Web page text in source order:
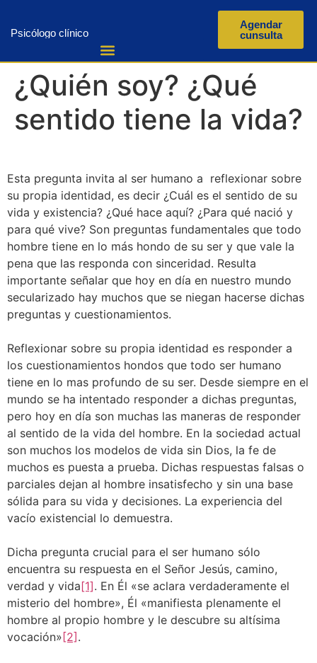
Psicólogo clínico
Agendar
cunsulta
¿Quién soy? ¿Qué
sentido tiene la vida?
Esta pregunta invita al ser humano a reflexionar sobre
su propia identidad, es decir ¿Cuál es el sentido de su
vida y existencia? ¿Qué hace aquí? ¿Para qué nació y
para qué vive? Son preguntas fundamentales que todo
hombre tiene en lo más hondo de su ser y que vale la
pena que las responda con sinceridad. Resulta
importante señalar que hoy en día en nuestro mundo
secularizado hay muchos que se niegan hacerse dichas
preguntas y cuestionamientos.
Reflexionar sobre su propia identidad es responder a
los cuestionamientos hondos que todo ser humano
tiene en lo mas profundo de su ser. Desde siempre en el
mundo se ha intentado responder a dichas preguntas,
pero hoy en día son muchas las maneras de responder
al sentido de la vida del hombre. En la sociedad actual
son muchos los modelos de vida sin Dios, la fe de
muchos es puesta a prueba. Dichas respuestas falsas o
parciales dejan al hombre insatisfecho y sin una base
sólida para su vida y decisiones. La experiencia del
vacío existencial lo demuestra.
Dicha pregunta crucial para el ser humano sólo
encuentra su respuesta en el Señor Jesús, camino,
verdad y vida[1]. En Él «se aclara verdaderamente el
misterio del hombre», Él «manifiesta plenamente el
hombre al propio hombre y le descubre su altísima
vocación» [2] .